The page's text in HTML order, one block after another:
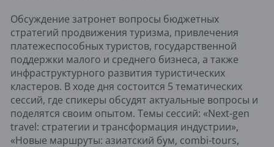
Обсуждение затронет вопросы бюджетных
стратегий продвижения туризма, привлечения
платежеспособных туристов, государственной
поддержки малого и среднего бизнеса, а также
инфраструктурного развития туристических
кластеров. В ходе дня состоится 5 тематических
сессий, где спикеры обсудят актуальные вопросы и
поделятся своим опытом. Темы сессий: «Next-gen
travel: стратегии и трансформация индустрии»,
«Новые маршруты: азиатский бум, combi-tours,